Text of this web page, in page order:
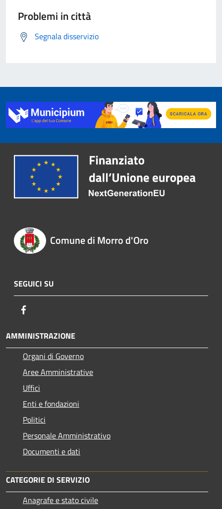
Problemi in città
Segnala disservizio
Comune di Morro d'Oro
SEGUICI SU
AMMINISTRAZIONE
Organi di Governo
Aree Amministrative
Uffici
Enti e fondazioni
Politici
Personale Amministrativo
Documenti e dati
CATEGORIE DI SERVIZIO
Anagrafe e stato civile